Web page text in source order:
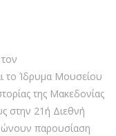
το Ίδρυμα Μουσείου
της Μακεδονίας
στην 21ή Διεθνή
παρουσίαση